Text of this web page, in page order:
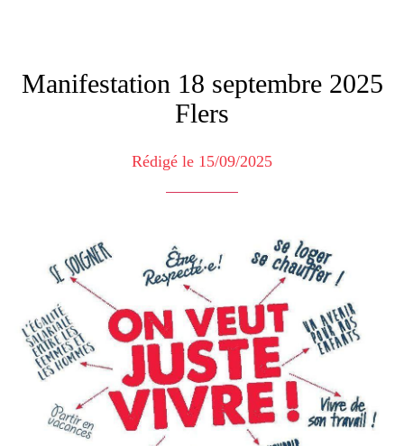
Manifestation 18 septembre 2025
Flers
Rédigé le 15/09/2025